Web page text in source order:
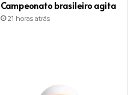
a
Campeonato brasileiro agita
21 horas atrás